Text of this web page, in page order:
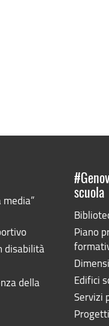
media”
disabilità
della
scuola
Piano
Edifici
Servizi